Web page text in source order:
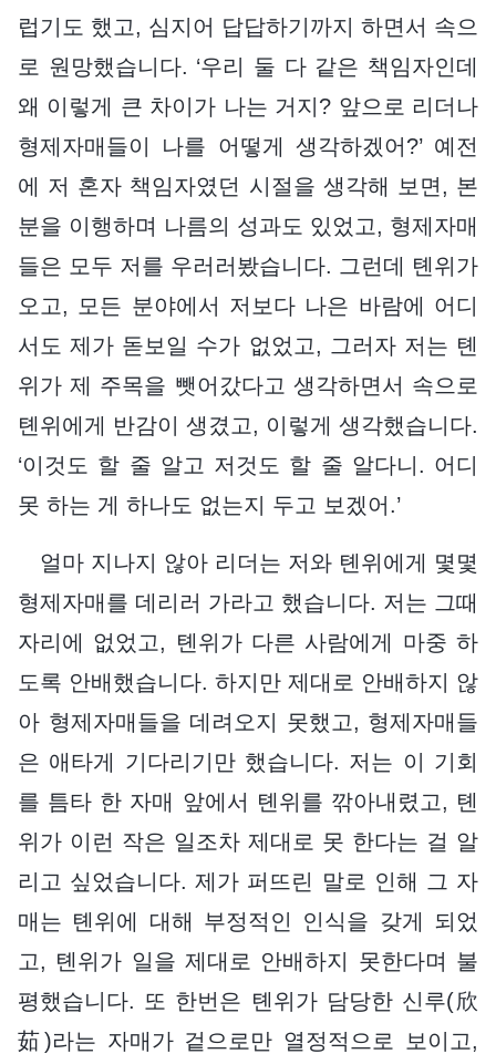
럽기도 했고, 심지어 답답하기까지 하면서 속으
로 원망했습니다. ‘우리 둘 다 같은 책임자인데
왜 이렇게 큰 차이가 나는 거지? 앞으로 리더나
형제자매들이 나를 어떻게 생각하겠어?’ 예전
에 저 혼자 책임자였던 시절을 생각해 보면, 본
분을 이행하며 나름의 성과도 있었고, 형제자매
들은 모두 저를 우러러봤습니다. 그런데 톈위가
오고, 모든 분야에서 저보다 나은 바람에 어디
서도 제가 돋보일 수가 없었고, 그러자 저는 톈
위가 제 주목을 뺏어갔다고 생각하면서 속으로
톈위에게 반감이 생겼고, 이렇게 생각했습니다.
‘이것도 할 줄 알고 저것도 할 줄 알다니. 어디
못 하는 게 하나도 없는지 두고 보겠어.’
얼마 지나지 않아 리더는 저와 톈위에게 몇몇
형제자매를 데리러 가라고 했습니다. 저는 그때
자리에 없었고, 톈위가 다른 사람에게 마중 하
도록 안배했습니다. 하지만 제대로 안배하지 않
아 형제자매들을 데려오지 못했고, 형제자매들
은 애타게 기다리기만 했습니다. 저는 이 기회
를 틈타 한 자매 앞에서 톈위를 깎아내렸고, 톈
위가 이런 작은 일조차 제대로 못 한다는 걸 알
리고 싶었습니다. 제가 퍼뜨린 말로 인해 그 자
매는 톈위에 대해 부정적인 인식을 갖게 되었
고, 톈위가 일을 제대로 안배하지 못한다며 불
평했습니다. 또 한번은 톈위가 담당한 신루(欣
茹)라는 자매가 겉으로만 열정적으로 보이고,